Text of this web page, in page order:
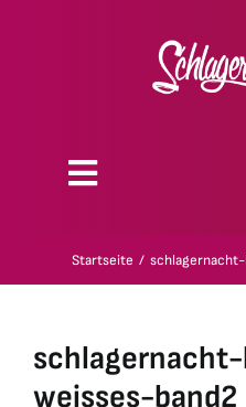
Toggle
Geschenk-Gutscheine
Startseite
weisses-band2